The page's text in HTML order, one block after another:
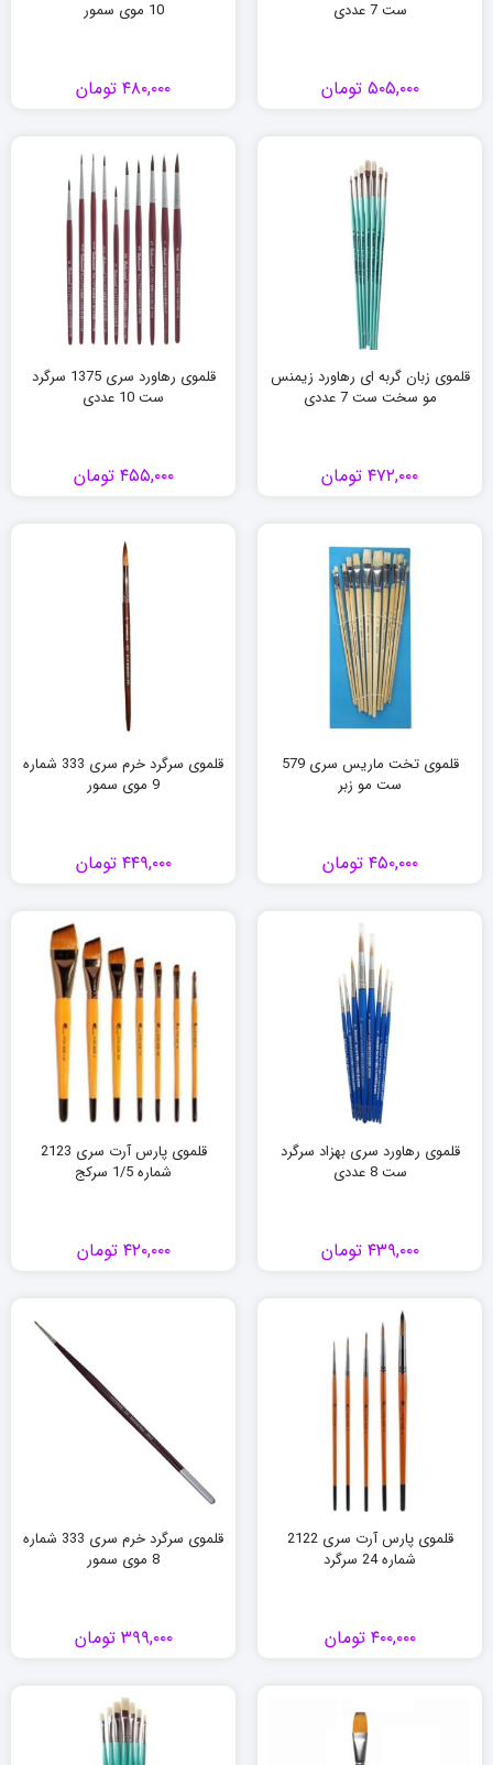
ست 7 عددی
۵۰۵,۰۰۰ تومان
10 موی سمور
۴۸۰,۰۰۰ تومان
قلموی زبان گربه ای رهاورد زیمنس
مو سخت ست 7 عددی
۴۷۲,۰۰۰ تومان
قلموی رهاورد سری 1375 سرگرد
ست 10 عددی
۴۵۵,۰۰۰ تومان
قلموی تخت ماریس سری 579
ست مو زبر
۴۵۰,۰۰۰ تومان
قلموی سرگرد خرم سری 333 شماره
9 موی سمور
۴۴۹,۰۰۰ تومان
قلموی رهاورد سری بهزاد سرگرد
ست 8 عددی
۴۳۹,۰۰۰ تومان
قلموی پارس آرت سری 2123
شماره 1/5 سرکج
۴۲۰,۰۰۰ تومان
قلموی پارس آرت سری 2122
شماره 24 سرگرد
۴۰۰,۰۰۰ تومان
قلموی سرگرد خرم سری 333 شماره
8 موی سمور
۳۹۹,۰۰۰ تومان